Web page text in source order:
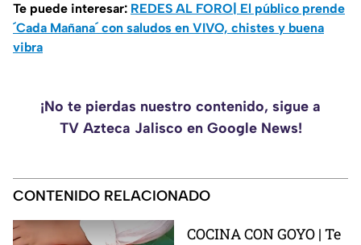
Te puede interesar: REDES AL FORO| El público prende
´Cada Mañana´ con saludos en VIVO, chistes y buena
vibra
¡No te pierdas nuestro contenido, sigue a
TV Azteca Jalisco en Google News!
CONTENIDO RELACIONADO
COCINA CON GOYO | Te